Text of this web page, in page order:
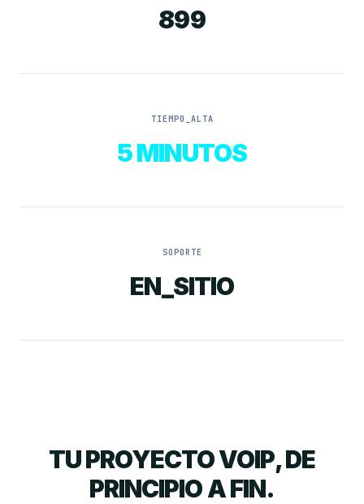
899
TIEMPO_ALTA
5 MINUTOS
SOPORTE
EN_SITIO
TU PROYECTO VOIP, DE
PRINCIPIO A FIN.